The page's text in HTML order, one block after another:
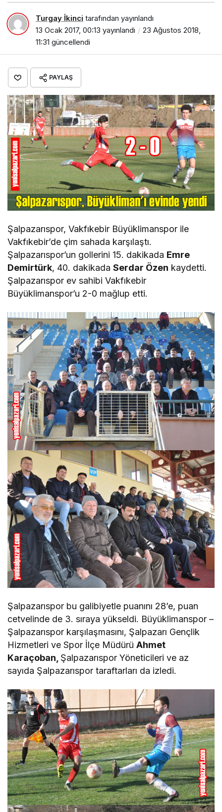
Turgay İkinci tarafından yayınlandı
13 Ocak 2017, 00:13 yayınlandı
23 Ağustos 2018,
11:31 güncellendi
PAYLAŞ
Şalpazarıspor, Vakfıkebir Büyüklimanspor ile
Vakfıkebir’de çim sahada karşılaştı.
Şalpazarıspor’un gollerini 15. dakikada Emre
Demirtürk, 40. dakikadaSerdar Özen kaydetti.
Şalpazarıspor ev sahibi Vakfıkebir
Büyüklimanspor’u 2-0 mağlup etti.
Şalpazarıspor bu galibiyetle puanını 28’e, puan
cetvelinde de 3. sıraya yükseldi. Büyüklimanspor –
Şalpazarıspor karşılaşmasını, Şalpazarı Gençlik
Hizmetleri ve Spor İlçe MüdürüAhmet
Karaçoban, Şalpazarıspor Yöneticileri ve az
sayıda Şalpazarıspor taraftarları da izledi.